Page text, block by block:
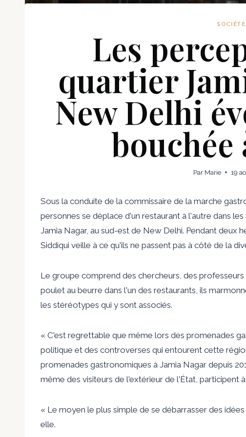
SOCIÉTÉ
Les
quartier
New Delhi
bouchée
Par Marie 19
Sous la conduite de la commissaire de la marche
personnes se déplace d'un restaurant à l'autre dans
Jamia Nagar, au sud-est de New Delhi. Pendant deux
Siddiqui veille à ce qu'ils ne passent pas à côté de la
Le groupe comprend des chercheurs, des
poulet au beurre dans l'un des restaurants, ils
les stéréotypes qui y sont associés.
« C'est regrettable que même lors des promenades
politique et des controverses qui entourent cette
promenades gastronomiques à Jamia Nagar depuis
même des visiteurs de l'extérieur de l'État, participent
« Le moyen le plus simple de se débarrasser des
elle.